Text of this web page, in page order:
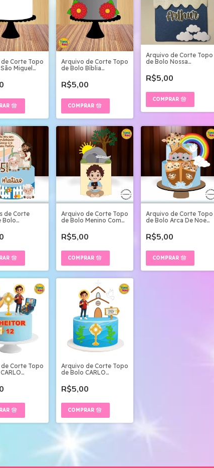
Corte Topo
Miguel
Arquivo de Corte Topo
de Bolo Bíblia
R$5,00
Arquivo de Corte Topo
de Bolo Nossa
R$5,00
de Corte
Bolo
Arquivo de Corte Topo
de Bolo Menino Com
R$5,00
Arquivo de Corte Topo
de Bolo Arca De Noe
R$5,00
Corte Topo
Arquivo de Corte Topo
de Bolo CARLO
R$5,00